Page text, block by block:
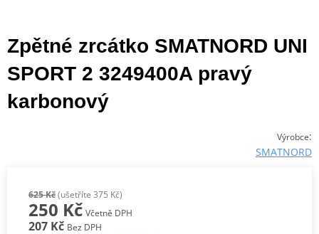
Zpětné zrcátko SMATNORD UNI
SPORT 2 3249400A pravý
karbonový
Výrobce:
SMATNORD
625 Kč(ušetříte 375 Kč)
250 Kč Včetně DPH
207 Kč Bez DPH